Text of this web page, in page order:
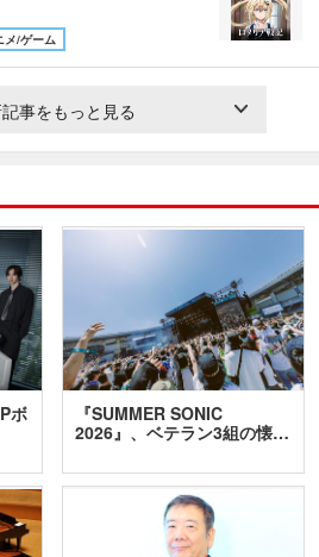
メ/ゲーム
事をもっと見る
ボ
『SUMMER SONIC
2026』、ベテラン3組の懐…